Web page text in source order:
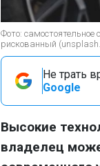
Фото:
рискованный
Не трать
Google
Высокие
владелец